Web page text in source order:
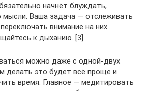
начнёт блуждать,
мысли. Ваша задача — отслеживать
внимание на них.
к дыханию. [3]
можно даже с одной-двух
делать это будет всё проще и
время. Главное — медитировать